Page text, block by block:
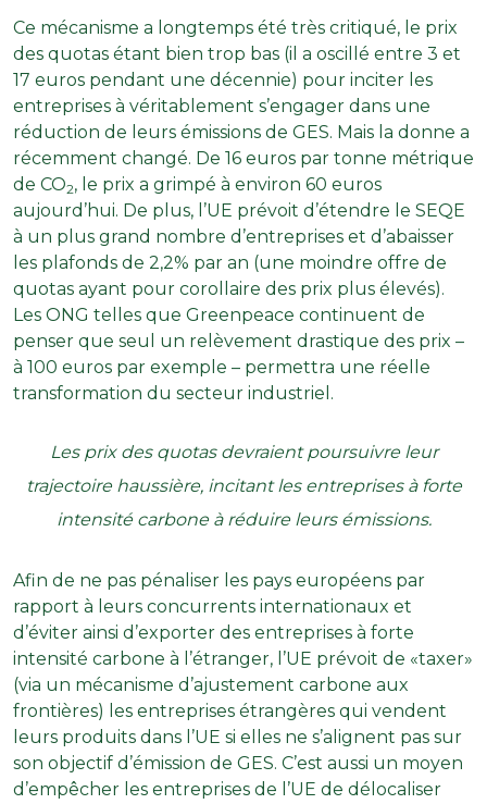
Ce mécanisme a longtemps été très critiqué, le prix
des quotas étant bien trop bas (il a oscillé entre 3 et
17 euros pendant une décennie) pour inciter les
entreprises à véritablement s’engager dans une
réduction de leurs émissions de GES. Mais la donne a
récemment changé. De 16 euros par tonne métrique
de CO2, le prix a grimpé à environ 60 euros
aujourd’hui. De plus, l’UE prévoit d’étendre le SEQE
à un plus grand nombre d’entreprises et d’abaisser
les plafonds de 2,2% par an (une moindre offre de
quotas ayant pour corollaire des prix plus élevés).
Les ONG telles que Greenpeace continuent de
penser que seul un relèvement drastique des prix –
à 100 euros par exemple – permettra une réelle
transformation du secteur industriel.
Les prix des quotas devraient poursuivre leur
trajectoire haussière, incitant les entreprises à forte
intensité carbone à réduire leurs émissions.
Afin de ne pas pénaliser les pays européens par
rapport à leurs concurrents internationaux et
d’éviter ainsi d’exporter des entreprises à forte
intensité carbone à l’étranger, l’UE prévoit de «taxer»
(via un mécanisme d’ajustement carbone aux
frontières) les entreprises étrangères qui vendent
leurs produits dans l’UE si elles ne s’alignent pas sur
son objectif d’émission de GES. C’est aussi un moyen
d’empêcher les entreprises de l’UE de délocaliser